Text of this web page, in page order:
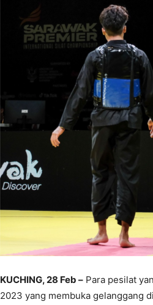
KUCHING, 28 Feb – Para pesilat
2023 yang membuka gelanggang